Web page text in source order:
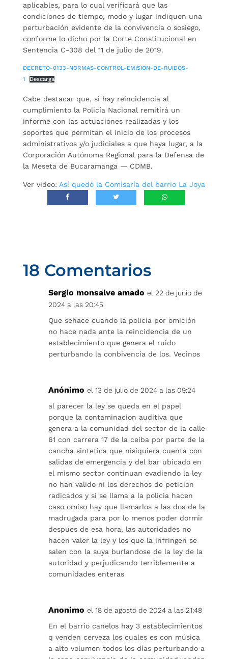
aplicables, para lo cual verificará que las
condiciones de tiempo, modo y lugar indiquen una
perturbación evidente de la convivencia o sosiego,
conforme lo dicho por la Corte Constitucional en
Sentencia C-308 del 11 de julio de 2019.
DECRETO-0133-NORMAS-CONTROL-EMISION-DE-RUIDOS-
1
Descarga
Cabe destacar que, si hay reincidencia al
cumplimiento la Policía Nacional remitirá un
informe con las actuaciones realizadas y los
soportes que permitan el inicio de los procesos
administrativos y/o judiciales a que haya lugar, a la
Corporación Autónoma Regional para la Defensa de
la Meseta de Bucaramanga — CDMB.
Ver video: Así quedó la Comisaría del barrio La Joya
18 Comentarios
Sergio monsalve amado el 22 de junio de
2024 a las 20:45
Que sehace cuando la policía por omición
no hace nada ante la reincidencia de un
establecimiento que genera el ruido
perturbando la conbivencia de los. Vecinos
Anónimo el 13 de julio de 2024 a las 09:24
al parecer la ley se queda en el papel
porque la contaminacion auditiva que
genera a la comunidad del sector de la calle
61 con carrera 17 de la ceiba por parte de la
cancha sintetica que nisiquiera cuenta con
salidas de emergencia y del bar ubicado en
el mismo sector continuan evadiendo la ley
no han valido ni los derechos de peticion
radicados y si se llama a la policia hacen
caso omiso hay que llamarlos a las dos de la
madrugada para por lo menos poder dormir
despues de esa hora, las autoridades no
hacen valer la ley y los que la infringen se
salen con la suya burlandose de la ley de la
autoridad y perjudicando terriblemente a
comunidades enteras
Anonimo el 18 de agosto de 2024 a las 21:48
En el barrio canelos hay 3 establecimientos
q venden cerveza los cuales es con música
a alto volumen todos los días perturbando a